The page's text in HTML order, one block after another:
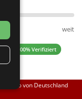
weit
✓ 100% Verifiziert
von Deutschland